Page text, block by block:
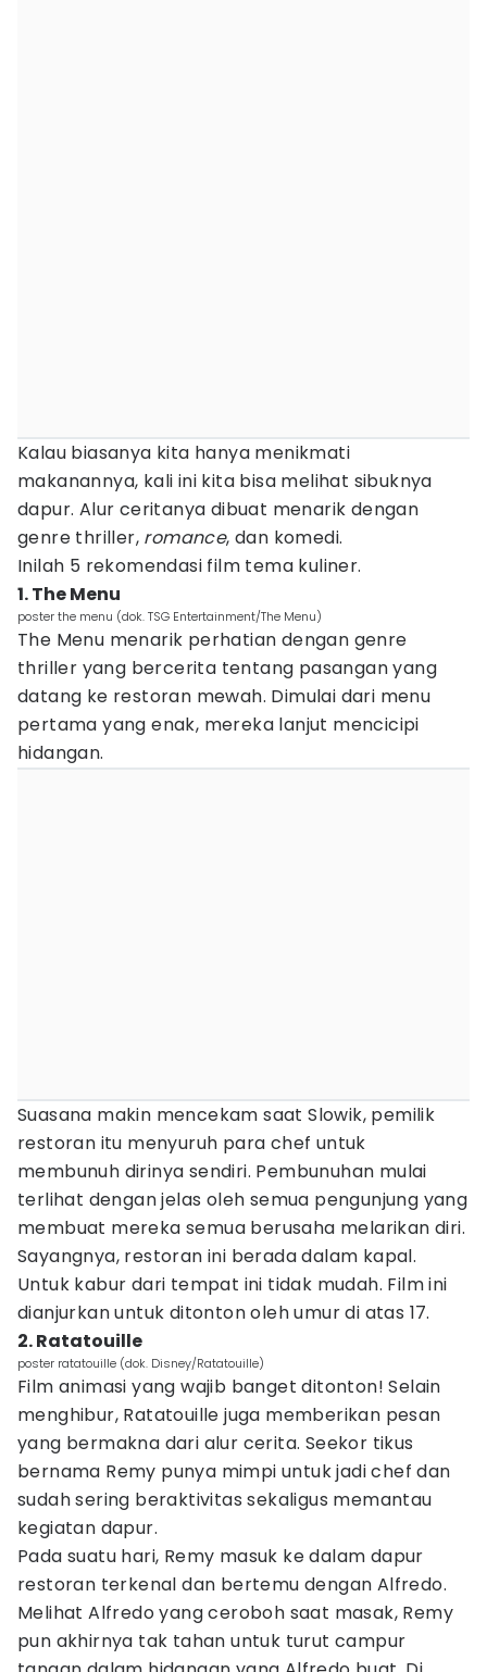
Kalau biasanya kita hanya menikmati
makanannya, kali ini kita bisa melihat sibuknya
dapur. Alur ceritanya dibuat menarik dengan
genre thriller, romance, dan komedi.
Inilah 5 rekomendasi film tema kuliner.
1. The Menu
poster the menu (dok. TSG Entertainment/The Menu)
The Menu menarik perhatian dengan genre
thriller yang bercerita tentang pasangan yang
datang ke restoran mewah. Dimulai dari menu
pertama yang enak, mereka lanjut mencicipi
hidangan.
Suasana makin mencekam saat Slowik, pemilik
restoran itu menyuruh para chef untuk
membunuh dirinya sendiri. Pembunuhan mulai
terlihat dengan jelas oleh semua pengunjung yang
membuat mereka semua berusaha melarikan diri.
Sayangnya, restoran ini berada dalam kapal.
Untuk kabur dari tempat ini tidak mudah. Film ini
dianjurkan untuk ditonton oleh umur di atas 17.
2. Ratatouille
poster ratatouille (dok. Disney/Ratatouille)
Film animasi yang wajib banget ditonton! Selain
menghibur, Ratatouille juga memberikan pesan
yang bermakna dari alur cerita. Seekor tikus
bernama Remy punya mimpi untuk jadi chef dan
sudah sering beraktivitas sekaligus memantau
kegiatan dapur.
Pada suatu hari, Remy masuk ke dalam dapur
restoran terkenal dan bertemu dengan Alfredo.
Melihat Alfredo yang ceroboh saat masak, Remy
pun akhirnya tak tahan untuk turut campur